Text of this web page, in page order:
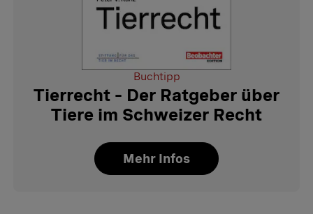
Buchtipp
Tierrecht – Der Ratgeber über
Tiere im Schweizer Recht
Mehr Infos